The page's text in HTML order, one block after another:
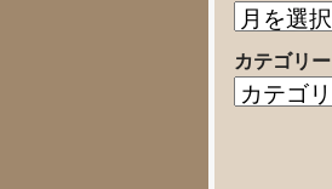
過
の
記
カテゴリー
カ